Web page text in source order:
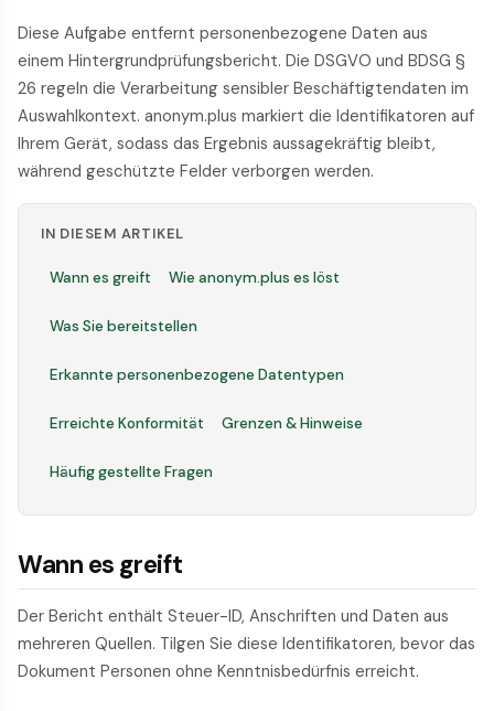
Diese Aufgabe entfernt personenbezogene Daten aus
einem Hintergrundprüfungsbericht. Die DSGVO und BDSG §
26 regeln die Verarbeitung sensibler Beschäftigtendaten im
Auswahlkontext. anonym.plus markiert die Identifikatoren auf
Ihrem Gerät, sodass das Ergebnis aussagekräftig bleibt,
während geschützte Felder verborgen werden.
IN DIESEM ARTIKEL
Wann es greift Wie anonym.plus es löst
Was Sie bereitstellen
Erkannte personenbezogene Datentypen
Erreichte Konformität Grenzen & Hinweise
Häufig gestellte Fragen
Wann es greift
Der Bericht enthält Steuer-ID, Anschriften und Daten aus
mehreren Quellen. Tilgen Sie diese Identifikatoren, bevor das
Dokument Personen ohne Kenntnisbedürfnis erreicht.